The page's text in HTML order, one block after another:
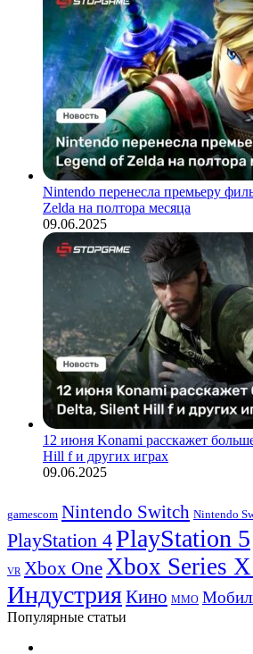
Nintendo перенесла премьеру
Zelda на полтора месяца
09.06.2025
12 июня Konami расскажет
Hill f и других играх
09.06.2025
gamescom Nintendo Switch Nintendo
PlayStation 4PlayStation 5
VR Xbox One Xbox Series X
ИндустрияКино ММО
Популярные статьи